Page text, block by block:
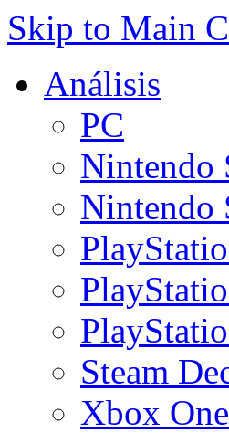
Skip to Main
Análisis
PC
Nintendo
Nintendo
Steam
Xbox One